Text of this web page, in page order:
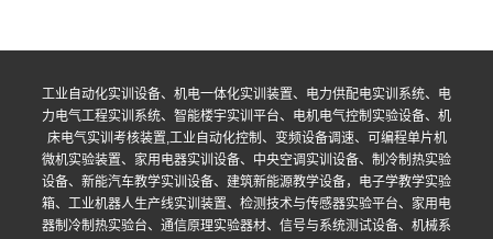
工业自动化实训设备、机电一体化实训装置、电力供配电实训系统、电
力电气工程实训系统、智能楼宇实训平台、电机电气控制实验设备、机
床电气实训考核装置,工业自动化控制、变频设备调速、可编程单片机
微机实验装置、家用电器实训设备、中央空调实训设备、制冷制热实验
设备、新能汽车教学实训设备、建筑新能源教学设备，电子学教学实验
箱、工业机器人生产线实训装置、检测技术与传感器实验平台、家用电
器制冷制热实验台、通信原理实验器材、信号与系统测试设备、机械系